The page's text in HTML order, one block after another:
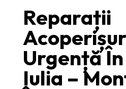
Reparații
Urgență
Iulia –